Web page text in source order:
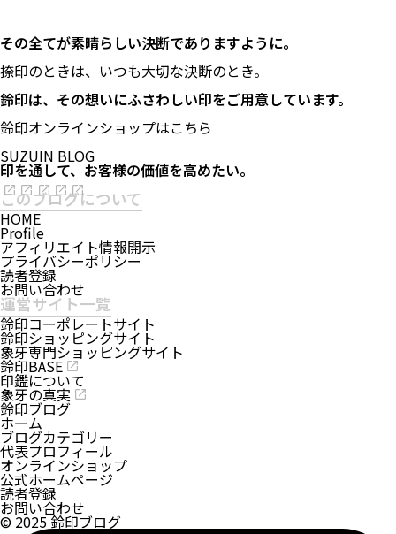
その全てが素晴らしい決断でありますように。
捺印のときは、いつも大切な決断のとき。
鈴印は、その想いにふさわしい印をご用意しています。
鈴印オンラインショップはこちら
SUZUIN BLOG
印を通して、お客様の価値を高めたい。
このブログについて
HOME
Profile
アフィリエイト情報開示
プライバシーポリシー
読者登録
お問い合わせ
運営サイト一覧
鈴印コーポレートサイト
鈴印ショッピングサイト
象牙専門ショッピングサイト
鈴印BASE
印鑑について
象牙の真実
鈴印ブログ
ホーム
ブログカテゴリー
代表プロフィール
オンラインショップ
公式ホームページ
読者登録
お問い合わせ
© 2025 鈴印ブログ